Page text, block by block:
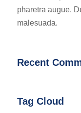
pharetra augue.
malesuada.
Recent
Tag Cloud